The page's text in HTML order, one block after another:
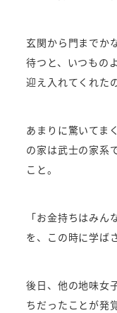
玄関から門までか
待つと、いつもの
迎え入れてくれた
あまりに驚いてま
の家は武士の家系
こと。
「お金持ちはみ
を、この時に学ば
後日、他の地味女
ちだったことが発